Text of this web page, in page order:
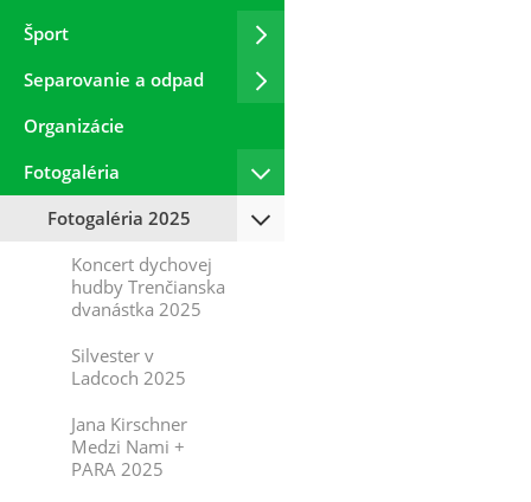
Šport
Separovanie a odpad
Organizácie
Fotogaléria
Fotogaléria 2025
Koncert dychovej
hudby Trenčianska
dvanástka 2025
Silvester v
Ladcoch 2025
Jana Kirschner
Medzi Nami +
PARA 2025